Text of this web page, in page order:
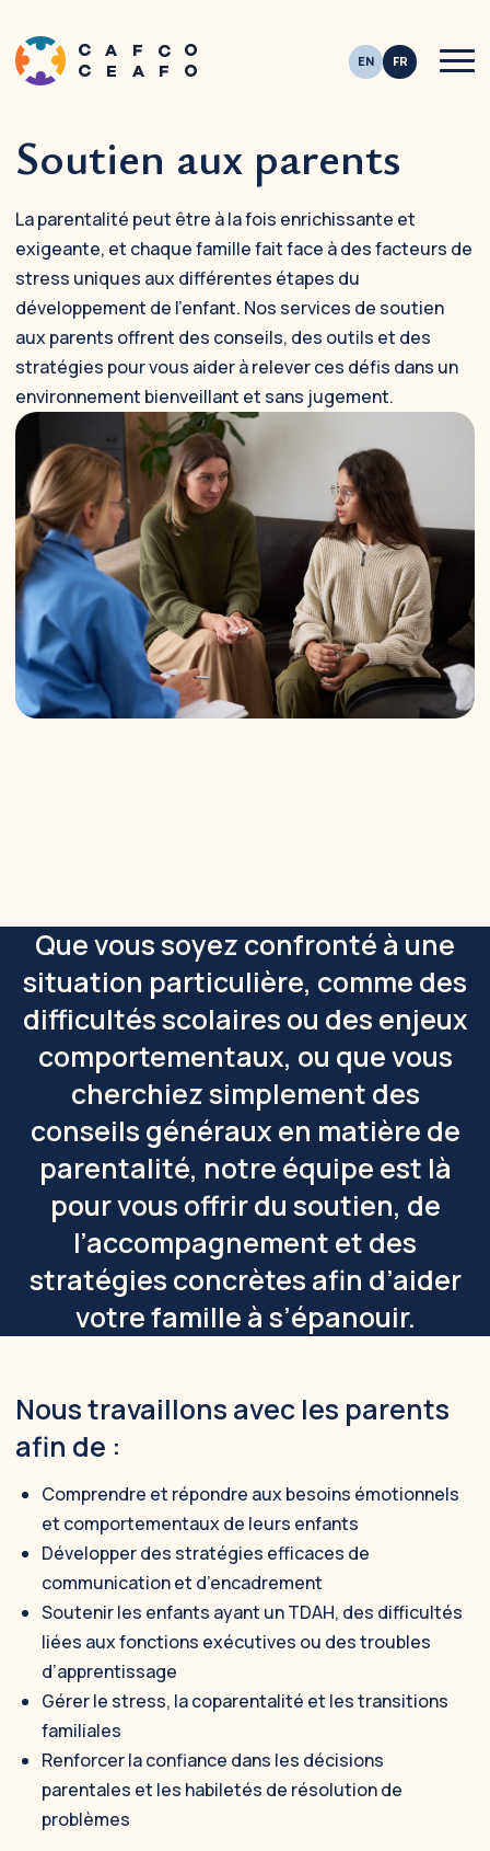
Soutien aux parents
La parentalité peut être à la fois enrichissante et
exigeante, et chaque famille fait face à des facteurs de
stress uniques aux différentes étapes du
développement de l’enfant. Nos services de soutien
aux parents offrent des conseils, des outils et des
stratégies pour vous aider à relever ces défis dans un
environnement bienveillant et sans jugement.
Que vous soyez confronté à une
situation particulière, comme des
difficultés scolaires ou des enjeux
comportementaux, ou que vous
cherchiez simplement des
conseils généraux en matière de
parentalité, notre équipe est là
pour vous offrir du soutien, de
l’accompagnement et des
stratégies concrètes afin d’aider
votre famille à s’épanouir.
Nous travaillons avec les parents
afin de :
Comprendre et répondre aux besoins émotionnels
et comportementaux de leurs enfants
Développer des stratégies efficaces de
communication et d’encadrement
Soutenir les enfants ayant un TDAH, des difficultés
liées aux fonctions exécutives ou des troubles
d’apprentissage
Gérer le stress, la coparentalité et les transitions
familiales
Renforcer la confiance dans les décisions
parentales et les habiletés de résolution de
problèmes
This site is registered on